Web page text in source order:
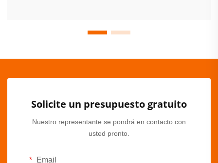
Solicite un presupuesto gratuito
Nuestro representante se pondrá en contacto con
usted pronto.
Email